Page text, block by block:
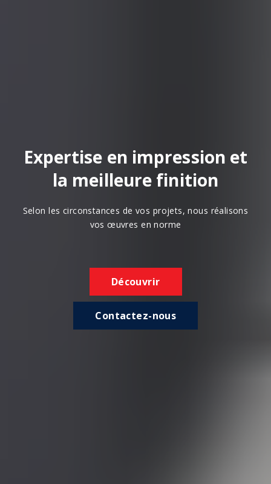
Expertise en impression et
la meilleure finition
Selon les circonstances de vos projets, nous réalisons
vos œuvres en norme
Découvrir
Contactez-nous